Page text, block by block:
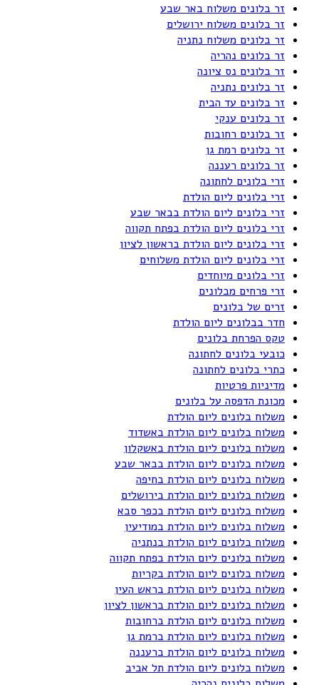
זר בלונים משלוח באר שבע
זר בלונים משלוח ירושלים
זר בלונים משלוח נתניה
זר בלונים נהריה
זר בלונים נס ציונה
זר בלונים נתניה
זר בלונים עד הבית
זר בלונים ענקי
זר בלונים רחובות
זר בלונים רמת גן
זר בלונים רעננה
זרי בלונים לחתונה
זרי בלונים ליום הולדת
זרי בלונים ליום הולדת בבאר שבע
זרי בלונים ליום הולדת בפתח תקווה
זרי בלונים ליום הולדת בראשון לציון
זרי בלונים ליום הולדת משלוחים
זרי בלונים מיוחדים
זרי פרחים מבלונים
זרים של בלונים
חדר בבלונים ליום הולדת
טקס הפרחת בלונים
כובעי בלונים לחתונה
כתרי בלונים לחתונה
מדיניות פרטיות
מכונת הדפסה על בלונים
משלוח בלונים ליום הולדת
משלוח בלונים ליום הולדת באשדוד
משלוח בלונים ליום הולדת באשקלון
משלוח בלונים ליום הולדת בבאר שבע
משלוח בלונים ליום הולדת בחיפה
משלוח בלונים ליום הולדת בירושלים
משלוח בלונים ליום הולדת בכפר סבא
משלוח בלונים ליום הולדת במודיעין
משלוח בלונים ליום הולדת בנתניה
משלוח בלונים ליום הולדת בפתח תקווה
משלוח בלונים ליום הולדת בקריות
משלוח בלונים ליום הולדת בראש העין
משלוח בלונים ליום הולדת בראשון לציון
משלוח בלונים ליום הולדת ברחובות
משלוח בלונים ליום הולדת ברמת גן
משלוח בלונים ליום הולדת ברעננה
משלוח בלונים ליום הולדת תל אביב